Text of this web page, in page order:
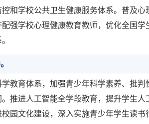
和学校公共卫生健康服务体系。普及
强学校心理健康教育教师，优化全国学
教育体系，加强青少年科学素养、批判
推进人工智能全学段教育，提升学生人
园文化建设，深入实施青少年学生读